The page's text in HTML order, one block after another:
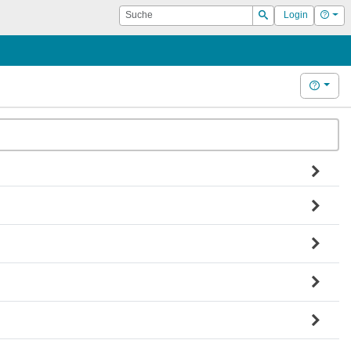
Suche
Suchen
Login Hilfe
Hilfe